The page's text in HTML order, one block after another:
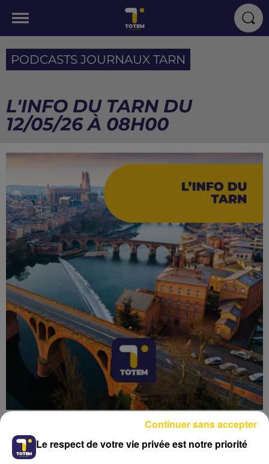
PODCASTS JOURNAUX TARN
L'INFO DU TARN DU
12/05/26 À 08H00
Le respect de votre vie privée est notre priorité
Continuer sans accepter